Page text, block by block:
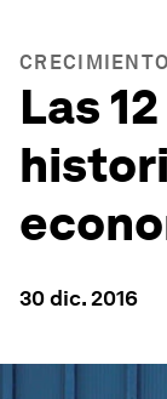
Las
30 dic. 2016